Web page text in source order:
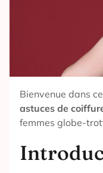
Bienvenue dans
astuces de
femmes globe-